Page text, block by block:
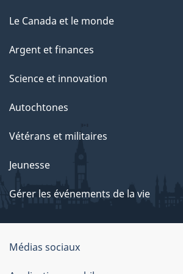
Le Canada et le monde
Argent et finances
Science et innovation
Autochtones
Vétérans et militaires
Jeunesse
Gérer les événements de la vie
Organisation
du
Médias sociaux